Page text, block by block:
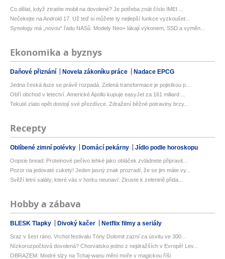
Co dělat, když ztratíte mobil na dovolené? Je potřeba znát číslo IMEI ...
Nečekejte na Android 17. Už teď si můžete ty nejlepší funkce vyzkoušet...
Synology má „novou“ řadu NASů. Modely Neo+ lákají výkonem, SSD a vyměn...
Ekonomika a byznys
Daňové přiznání Novela zákoníku práce Nadace EPCG
Jedna česká iluze se právě rozpadá. Zelená transformace je pojistkou p...
Obří obchod v letectví. Americké Apollo kupuje easyJet za 161 miliard ...
Tekuté zlato opět dostojí své přezdívce. Zdražení běžné potraviny brzy...
Recepty
Oblíbené zimní polévky Domácí pekárny Jídlo podle horoskopu
Oopsie bread: Proteinové pečivo lehké jako obláček zvládnete připravit...
Pozor na jedovaté cukety! Jeden jasný znak prozradí, že se jim máte vy...
Svěží letní saláty, které vás v horku neunaví: Zkuste k zelenině přida...
Hobby a zábava
BLESK Tlapky Divoký kačer Netflix filmy a seriály
Sraz v šest ráno. Vrchol festivalu Tóny Dolomit zazní za úsvitu ve 300...
Nízkorozpočtová dovolená? Chorvatsko jedno z nejdražších v Evropě! Lev...
OBRAZEM: Modré slzy na Tchaj-wanu mění moře v magickou říši